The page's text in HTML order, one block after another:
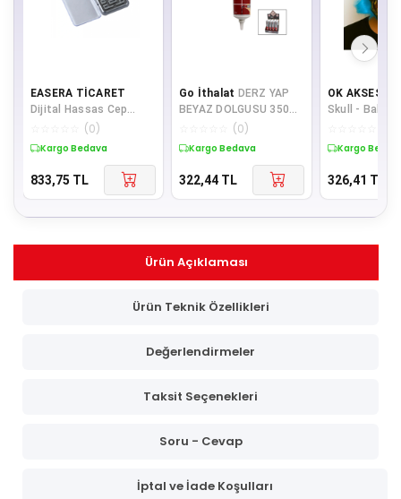
EASERA TİCARET
Dijital Hassas Cep
Terazisi (5473)
(0)
Kargo Bedava
833,75 TL
Go İthalat DERZ YAP
BEYAZ DOLGUSU 350GR
(0)
Kargo Bedava
322,44 TL
OK
Skull - Bakır
Kargo
326,41 TL
Ürün Açıklaması
Ürün Teknik Özellikleri
Değerlendirmeler
Taksit Seçenekleri
Soru - Cevap
İptal ve İade Koşulları